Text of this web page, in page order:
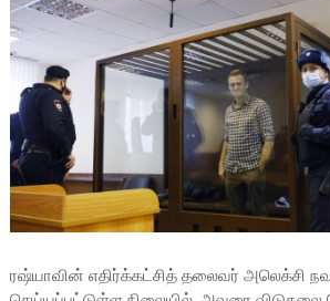
ரஷ்யாவின் எதிர்க்கட்சித் தலைவர் அலெக்சி